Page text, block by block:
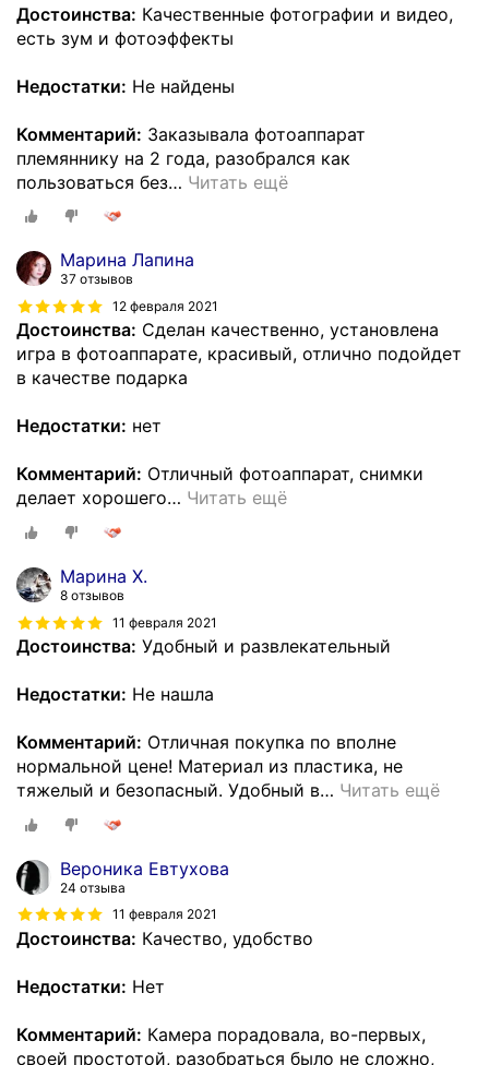
Достоинства: Качественные фотографии и видео,
есть зум и фотоэффекты
Недостатки: Не найдены
Комментарий: Заказывала фотоаппарат
племяннику на 2 года, разобрался как
пользоваться без… Читать ещё
Марина Лапина
37 отзывов
12 февраля 2021
Достоинства: Сделан качественно, установлена
игра в фотоаппарате, красивый, отлично подойдет
в качестве подарка
Недостатки: нет
Комментарий: Отличный фотоаппарат, снимки
делает хорошего… Читать ещё
Марина Х.
8 отзывов
11 февраля 2021
Достоинства: Удобный и развлекательный
Недостатки: Не нашла
Комментарий: Отличная покупка по вполне
нормальной цене! Материал из пластика, не
тяжелый и безопасный. Удобный в… Читать ещё
Вероника Евтухова
24 отзыва
11 февраля 2021
Достоинства: Качество, удобство
Недостатки: Нет
Комментарий: Камера порадовала, во-первых,
своей простотой, разобраться было не сложно,